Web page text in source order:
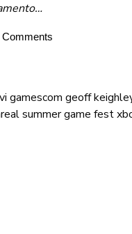
gamescom geoff
summer game fest